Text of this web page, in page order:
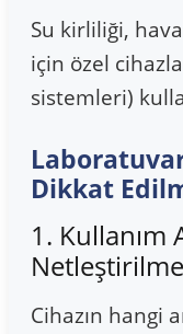
Su kirliliği,
için özel
sistemleri)
Dikkat
1. Kullanım
Cihazın hangi